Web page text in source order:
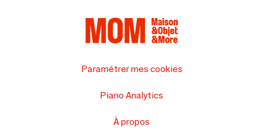
Paramétrer mes cookies
Piano Analytics
À propos